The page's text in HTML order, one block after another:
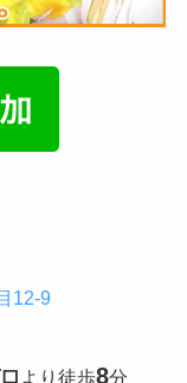
12-9
より徒歩8分